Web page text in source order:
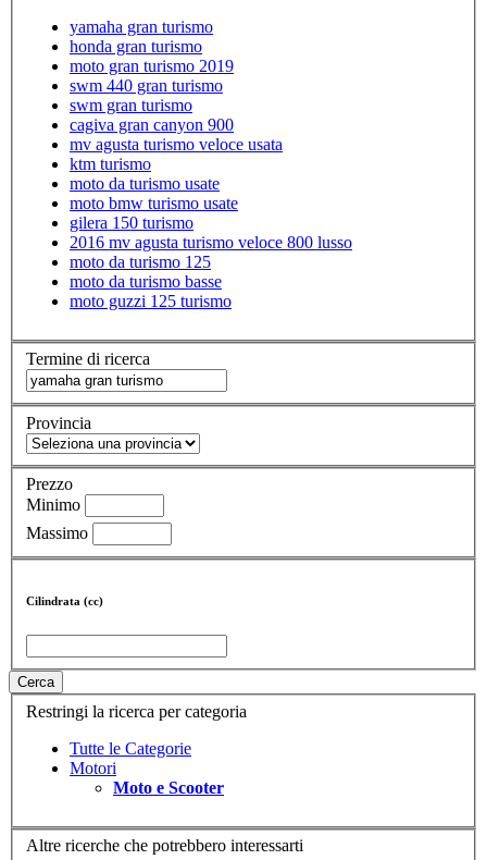
yamaha gran turismo
honda gran turismo
moto gran turismo 2019
swm 440 gran turismo
swm gran turismo
cagiva gran canyon 900
mv agusta turismo veloce usata
ktm turismo
moto da turismo usate
moto bmw turismo usate
gilera 150 turismo
2016 mv agusta turismo veloce 800 lusso
moto da turismo 125
moto da turismo basse
moto guzzi 125 turismo
Termine di ricerca
Provincia
Prezzo
Minimo
Massimo
Cilindrata (cc)
Cerca
Restringi la ricerca per categoria
Tutte le Categorie
Motori
Moto e Scooter
Altre ricerche che potrebbero interessarti